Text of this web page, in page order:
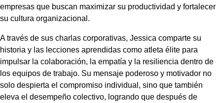
empresas que buscan maximizar su productividad y fortalecer
su cultura organizacional.
A través de sus charlas corporativas, Jessica comparte su
historia y las lecciones aprendidas como atleta élite para
impulsar la colaboración, la empatía y la resiliencia dentro de
los equipos de trabajo. Su mensaje poderoso y motivador no
solo despierta el compromiso individual, sino que también
eleva el desempeño colectivo, logrando que después de